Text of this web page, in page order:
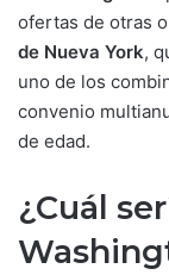
ofertas de otras
de Nueva York,
uno de los
convenio
de edad.
¿Cuál